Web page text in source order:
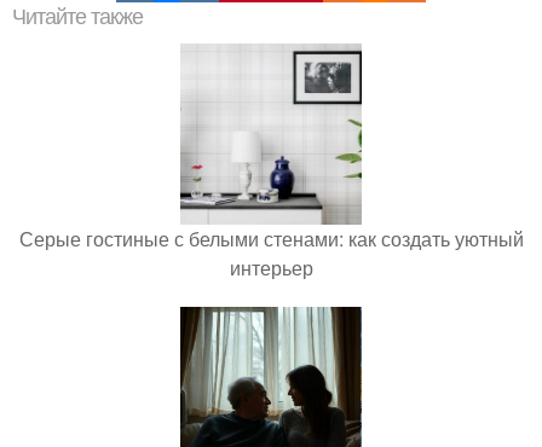
Читайте также
Серые гостиные с белыми стенами: как создать уютный
интерьер